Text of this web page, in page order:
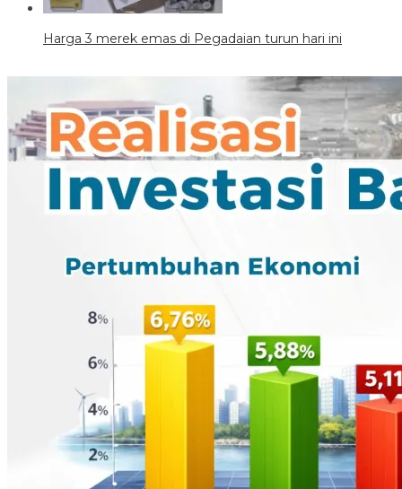
Harga 3 merek emas di Pegadaian turun hari ini